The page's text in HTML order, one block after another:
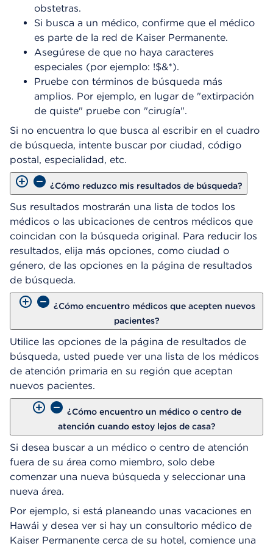
obstetras.
Si busca a un médico, confirme que el médico
es parte de la red de Kaiser Permanente.
Asegúrese de que no haya caracteres
especiales (por ejemplo: !$&*).
Pruebe con términos de búsqueda más
amplios. Por ejemplo, en lugar de "extirpación
de quiste" pruebe con "cirugía".
Si no encuentra lo que busca al escribir en el cuadro
de búsqueda, intente buscar por ciudad, código
postal, especialidad, etc.
¿Cómo reduzco mis resultados de búsqueda?
Sus resultados mostrarán una lista de todos los
médicos o las ubicaciones de centros médicos que
coincidan con la búsqueda original. Para reducir los
resultados, elija más opciones, como ciudad o
género, de las opciones en la página de resultados
de búsqueda.
¿Cómo encuentro médicos que acepten nuevos
pacientes?
Utilice las opciones de la página de resultados de
búsqueda, usted puede ver una lista de los médicos
de atención primaria en su región que aceptan
nuevos pacientes.
¿Cómo encuentro un médico o centro de
atención cuando estoy lejos de casa?
Si desea buscar a un médico o centro de atención
fuera de su área como miembro, solo debe
comenzar una nueva búsqueda y seleccionar una
nueva área.
Por ejemplo, si está planeando unas vacaciones en
Hawái y desea ver si hay un consultorio médico de
Kaiser Permanente cerca de su hotel, comience una